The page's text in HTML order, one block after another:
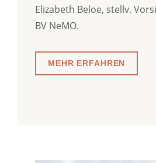
Elizabeth Beloe, stellv.
BV NeMO.
MEHR ERFAHREN